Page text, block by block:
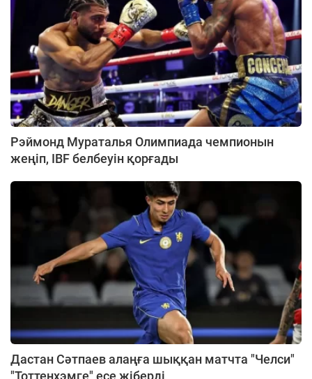
Рэймонд Мураталья Олимпиада чемпионын
жеңіп, IBF белбеуін қорғады
Дастан Сәтпаев алаңға шыққан матчта "Челси"
"Тоттенхэмге" есе жіберді